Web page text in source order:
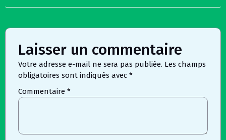
Laisser un commentaire
Votre adresse e-mail ne sera pas publiée. Les champs
obligatoires sont indiqués avec *
Commentaire *